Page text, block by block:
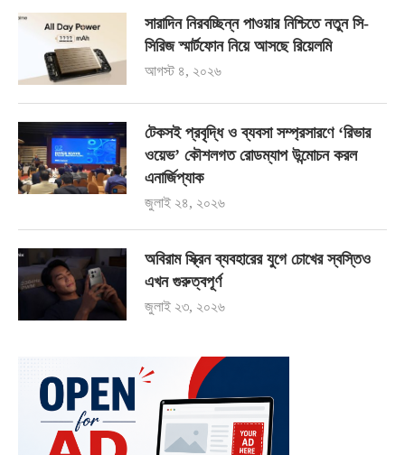
সারাদিন নিরবচ্ছিন্ন পাওয়ার নিশ্চিতে নতুন সি-
সিরিজ স্মার্টফোন নিয়ে আসছে রিয়েলমি
আগস্ট ৪, ২০২৬
টেকসই প্রবৃদ্ধি ও ব্যবসা সম্প্রসারণে ‘রিভার
ওয়েভ’ কৌশলগত রোডম্যাপ উন্মোচন করল
এনার্জিপ্যাক
জুলাই ২৪, ২০২৬
অবিরাম স্ক্রিন ব্যবহারের যুগে চোখের স্বস্তিও
এখন গুরুত্বপূর্ণ
জুলাই ২৩, ২০২৬